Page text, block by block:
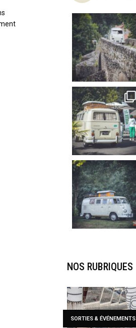
becombi
Sep 15
219
3
becombi
Sep 10
220
4
becombi
Août 10
120
0
NOS RUBRIQUES
SORTIES & ÉVÉNEMENTS